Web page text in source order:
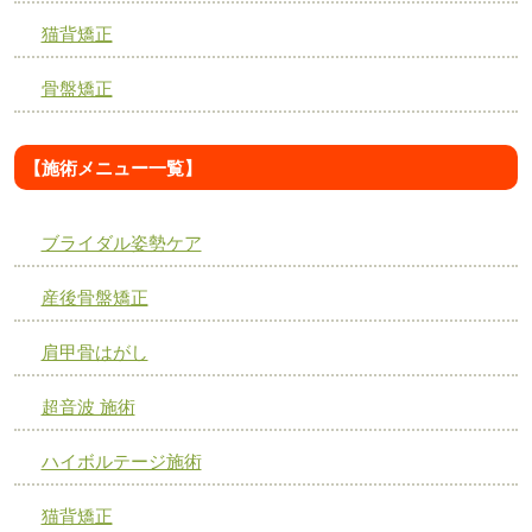
猫背矯正
骨盤矯正
【施術メニュー一覧】
ブライダル姿勢ケア
産後骨盤矯正
肩甲骨はがし
超音波 施術
ハイボルテージ施術
猫背矯正